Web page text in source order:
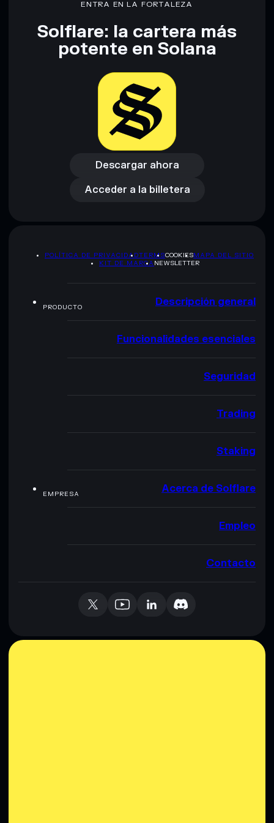
Descargo de responsabilidad: Esta información tiene
únicamente fines educativos y no constituye asesoramiento
proporcionados por rugcheck.xyz.
ENTRA EN LA FORTALEZA
Solflare: la cartera más
potente en Solana
Descargar ahora
Descargar ahora
Acceder a la billetera
Acceder a la billetera
POLÍTICA DE PRIVACIDADTERMSCOOKIESMAPA DEL SITIO
KIT DE MARCA NEWSLETTER
PRODUCTO Descripción general
Funcionalidades esenciales
Seguridad
Trading
Staking
EMPRESA Acerca de Solflare
Empleo
Contacto